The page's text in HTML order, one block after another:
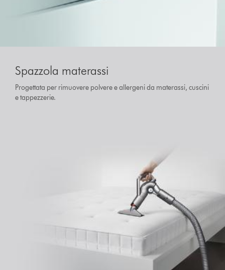
Spazzola materassi
Progettata per rimuovere polvere e allergeni da materassi, cuscini
e tappezzerie.